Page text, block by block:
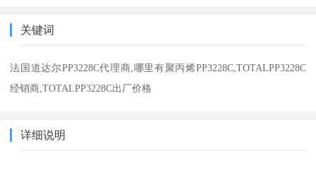
关键词
法国道达尔PP3228C代理商,哪里有聚丙烯PP3228C,TOTALPP3228C
经销商,TOTALPP3228C出厂价格
详细说明